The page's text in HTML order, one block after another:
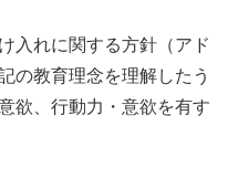
入れに関する方針（アド
の教育理念を理解したう
欲、行動力・意欲を有す